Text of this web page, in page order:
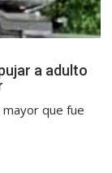
a adulto
que fue